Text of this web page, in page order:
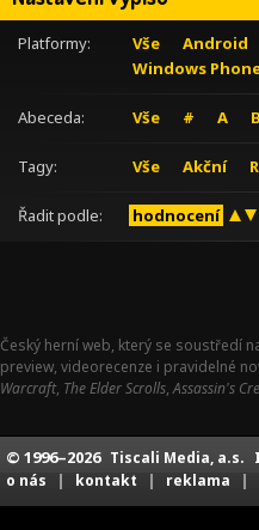
Platformy: Vše Android
Windows
Abeceda: Vše # A B
Tagy: Vše Akční
Řadit podle: hodnocení
Český herní web, který se soustředí
preview, videorecenze i pravidelné
Warcraft, The Elder Scrolls,Assassin's
© 1996–2026 Tiscali Media, a.s.
o nás | kontakt | reklama |